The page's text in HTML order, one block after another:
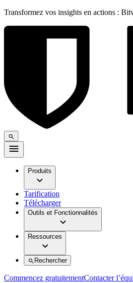
Transformez vos insights en actions :
Produits
Tarification
Télécharger
Outils et Fonctionnalités
Ressources
Rechercher
Commencez gratuitementContacter